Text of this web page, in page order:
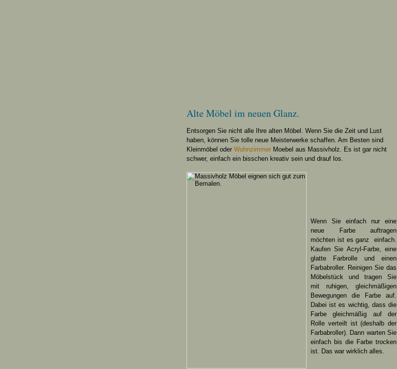
Alte Möbel im neuen Glanz.
Entsorgen Sie nicht alle Ihre alten Möbel. Wenn Sie die Zeit und Lust
haben, können Sie tolle neue Meisterwerke schaffen. Am Besten sind
Kleinmöbel oder Wohnzimmer Moebel aus Massivholz. Es ist gar nicht
schwer, einfach ein bisschen kreativ sein und drauf los.
Wenn Sie einfach nur eine
neue Farbe auftragen
möchten ist es ganz einfach.
Kaufen Sie Acryl-Farbe, eine
glatte Farbrolle und einen
Farbabroller. Reinigen Sie das
Möbelstück und tragen Sie
mit ruhigen, gleichmäßigen
Bewegungen die Farbe auf.
Dabei ist es wichtig, dass die
Farbe gleichmäßig auf der
Rolle verteilt ist (deshalb der
Farbabroller). Dann warten Sie
einfach bis die Farbe trocken
ist. Das war wirklich alles.